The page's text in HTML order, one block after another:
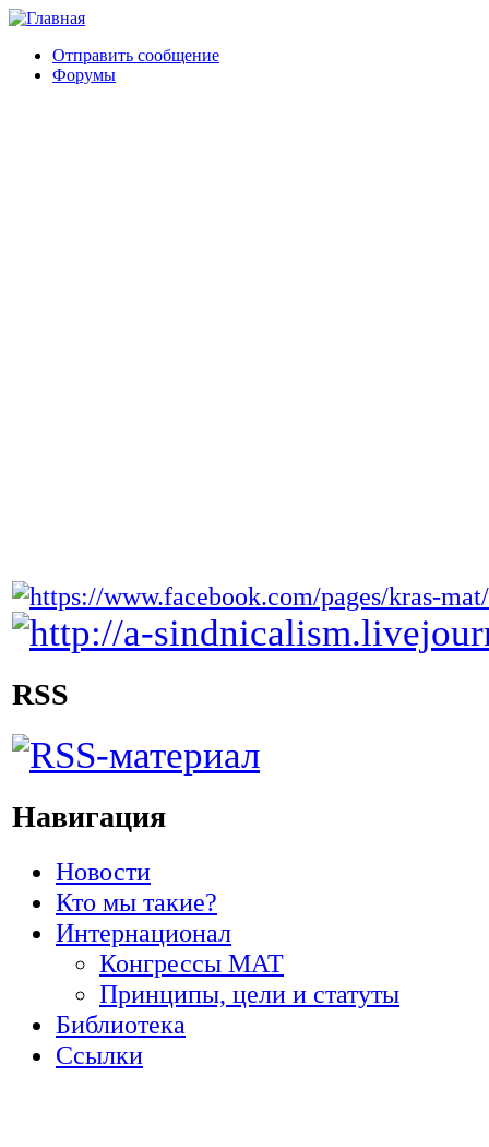
Отправить сообщение
Форумы
RSS
Навигация
Новости
Кто мы такие?
Интернационал
Конгрессы МАТ
Принципы, цели и статуты
Библиотека
Ссылки